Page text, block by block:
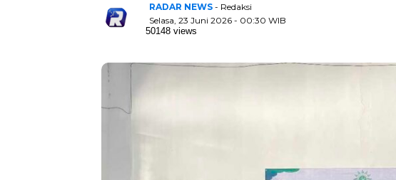
RADAR NEWS - Redaksi
Selasa, 23 Juni 2026 - 00:30 WIB
50148 views